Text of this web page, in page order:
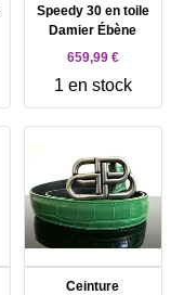
Speedy 30 en toile
Damier Ébène
659,99 €
1 en stock
Ceinture